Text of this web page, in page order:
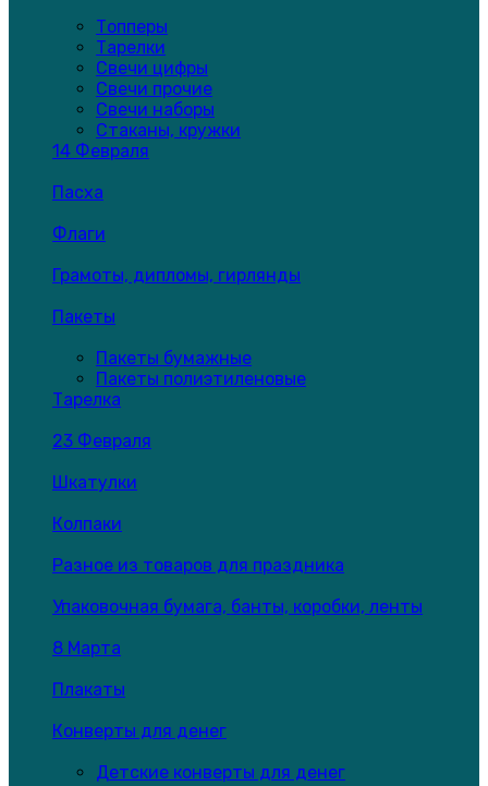
Топперы
Тарелки
Свечи цифры
Свечи прочие
Свечи наборы
Стаканы, кружки
14 Февраля
Пасха
Флаги
Грамоты, дипломы, гирлянды
Пакеты
Пакеты бумажные
Пакеты полиэтиленовые
Тарелка
23 Февраля
Шкатулки
Колпаки
Разное из товаров для праздника
Упаковочная бумага, банты, коробки, ленты
8 Марта
Плакаты
Конверты для денег
Детские конверты для денег